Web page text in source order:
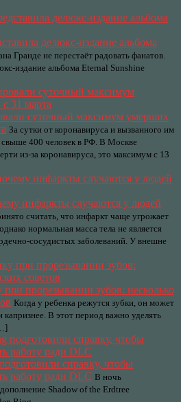
делюкс-издание альбома
Гранде не перестаёт радовать фанатов.
издание альбома Eternal Sunshine
суточный максимум умерших
За сутки от коронавируса и вызванного им
свыше 400 человек в РФ. В Москве
из-за коронавируса, это максимум с 13
инфаркты случаются у людей
считать, что инфаркт чаще угрожает
нормальная масса тела не является
сосудистых заболеваний. У внешне
прорезывании зубов: несколько
Когда у ребенка режутся зубки, он может
капризнее. В этот период важно уделять
справку, чтобы
работу ради DLC В ночь
Shadow of the Erdtree